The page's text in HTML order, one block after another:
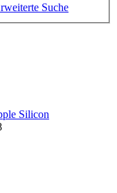
Suche
Silicon